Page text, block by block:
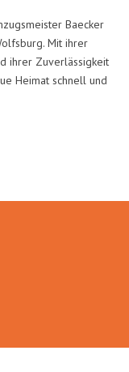
Baecker
Mit ihrer
ihrer Zuverlässigkeit
Heimat schnell und